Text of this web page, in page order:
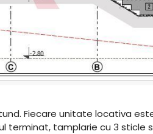
Fiecare unitate locativa
tamplarie cu 3 sticle si